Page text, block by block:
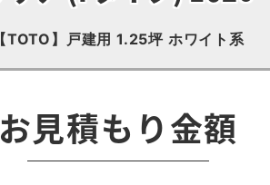
【TOTO】戸建用 1.25坪 ホワイト系
お見積もり金額